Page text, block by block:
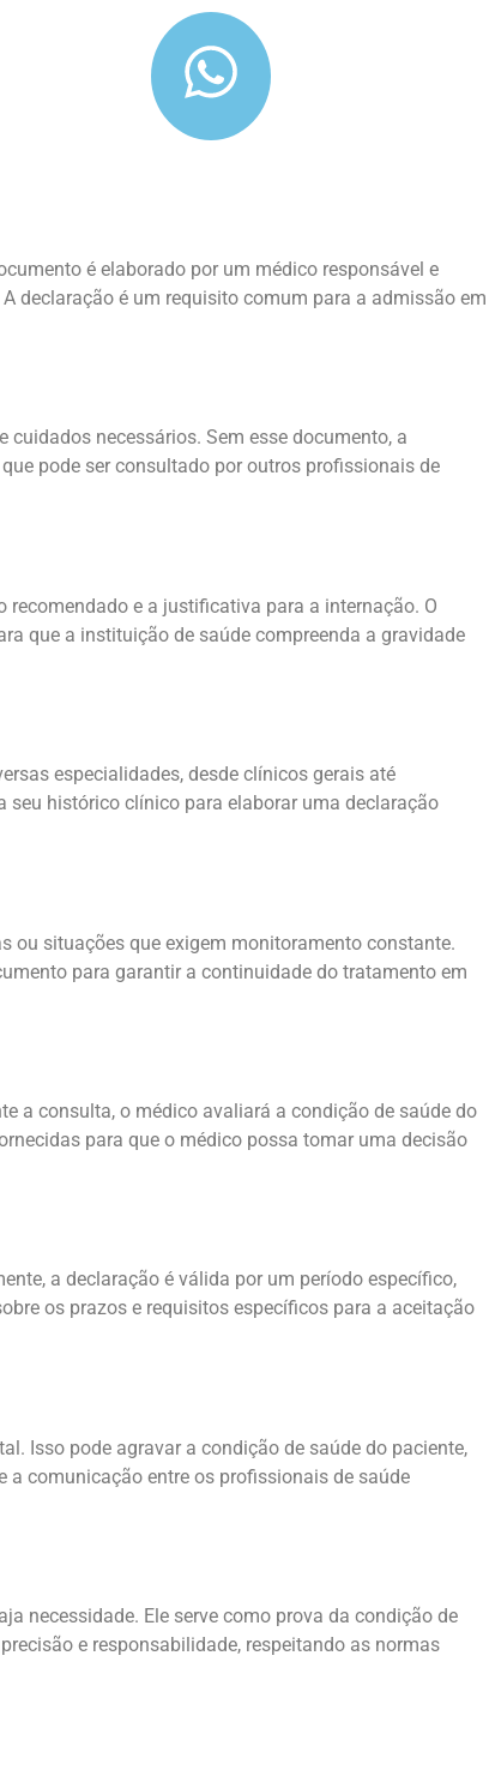
é elaborado por um médico responsável e
declaração é um requisito comum para a admissão em
necessários. Sem esse documento, a
pode ser consultado por outros profissionais de
e a justificativa para a internação. O
que a instituição de saúde compreenda a gravidade
especialidades, desde clínicos gerais até
seu histórico clínico para elaborar uma declaração
ou situações que exigem monitoramento constante.
para garantir a continuidade do tratamento em
a consulta, o médico avaliará a condição de saúde do
para que o médico possa tomar uma decisão
a declaração é válida por um período específico,
os prazos e requisitos específicos para a aceitação
Isso pode agravar a condição de saúde do paciente,
comunicação entre os profissionais de saúde
necessidade. Ele serve como prova da condição de
e responsabilidade, respeitando as normas